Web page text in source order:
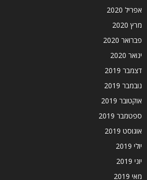
אפריל 2020
מרץ 2020
פברואר 2020
ינואר 2020
דצמבר 2019
נובמבר 2019
אוקטובר 2019
ספטמבר 2019
אוגוסט 2019
יולי 2019
יוני 2019
מאי 2019